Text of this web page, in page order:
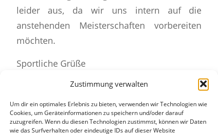
Zustimmung verwalten
Um dir ein optimales Erlebnis zu bieten, verwenden wir Technologien wie
Cookies, um Geräteinformationen zu speichern und/oder darauf
zuzugreifen. Wenn du diesen Technologien zustimmst, können wir Daten
wie das Surfverhalten oder eindeutige IDs auf dieser Website
leider aus, da wir uns intern auf die
anstehenden Meisterschaften vorbereiten
möchten.
Sportliche Grüße
Eintrag teilen